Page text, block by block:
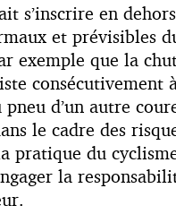
s’inscrire en
et prévisibles
exemple que la
consécutivement
d’un autre
le cadre des
pratique du
la